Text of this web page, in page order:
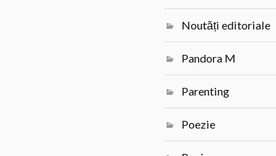
Noutăți editoriale
Pandora M
Parenting
Poezie